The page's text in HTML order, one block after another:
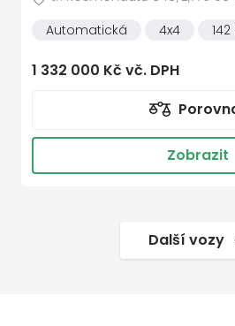
Automatická
4x4
1 332 000 Kč vč. DPH
Zobrazit
Další vozy